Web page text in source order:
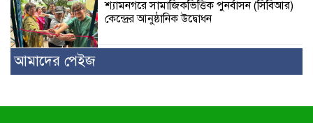
শ্যামনগরে সামাজিকভিত্তিক পুনর্বাসন (সিবিআর)
কেন্দ্রের আনুষ্ঠানিক উদ্বোধন
আমাদের পেইজ